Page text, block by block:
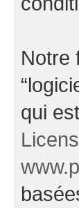
Notre
qui